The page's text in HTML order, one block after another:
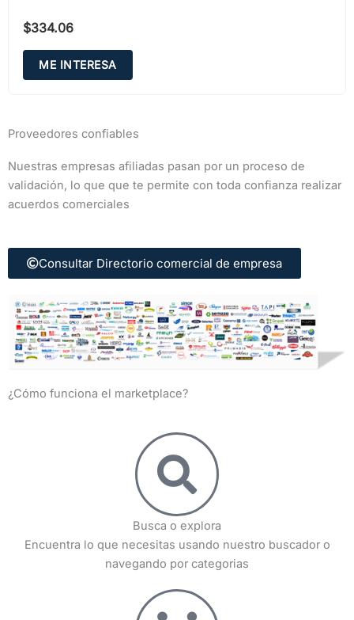
$334.06
ME INTERESA
Proveedores confiables
Nuestras empresas afiliadas pasan por un proceso de
validación, lo que que te permite con toda confianza realizar
acuerdos comerciales
Consultar Directorio comercial de empresa
¿Cómo funciona el marketplace?
Busca o explora
Encuentra lo que necesitas usando nuestro buscador o
navegando por categorias